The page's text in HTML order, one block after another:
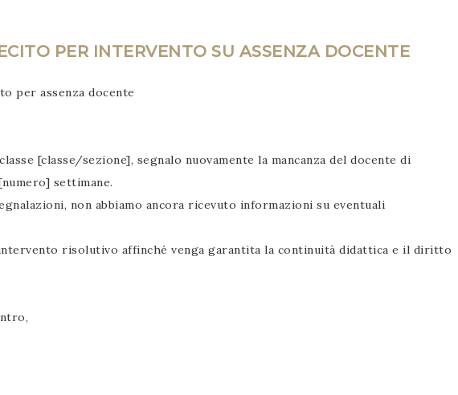
PER INTERVENTO SU ASSENZA DOCENTE
per assenza docente
[classe/sezione], segnalo nuovamente la mancanza del docente di
settimane.
non abbiamo ancora ricevuto informazioni su eventuali
risolutivo affinché venga garantita la continuità didattica e il diritto